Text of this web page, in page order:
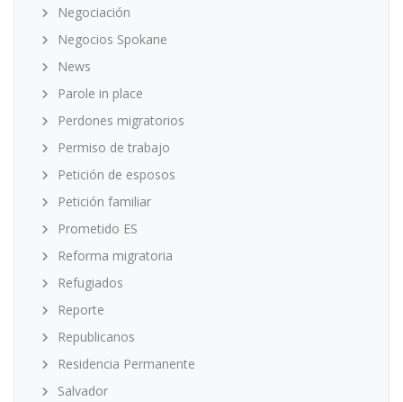
Negociación
Negocios Spokane
News
Parole in place
Perdones migratorios
Permiso de trabajo
Petición de esposos
Petición familiar
Prometido ES
Reforma migratoria
Refugiados
Reporte
Republicanos
Residencia Permanente
Salvador